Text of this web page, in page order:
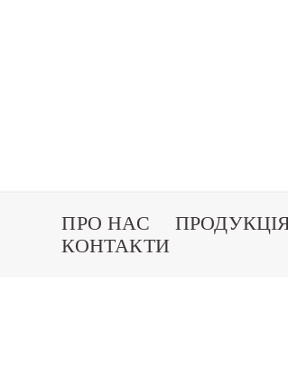
ПРО НАС
КОНТАКТИ